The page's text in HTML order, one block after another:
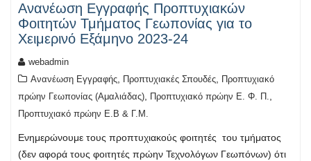
Aνανέωση Εγγραφής Προπτυχιακών
Φοιτητών Τμήματος Γεωπονίας για το
Χειμερινό Εξάμηνο 2023-24
webadmin
Ανανέωση Εγγραφής, Προπτυχιακές Σπουδές, Προπτυχιακό
πρώην Γεωπονίας (Αμαλιάδας), Προπτυχιακό πρώην Ε. Φ. Π.,
Προπτυχιακό πρώην Ε.Β & Γ.Μ.
Ενημερώνουμε τους προπτυχιακούς φοιτητές του τμήματος
(δεν αφορά τους φοιτητές πρώην Τεχνολόγων Γεωπόνων) ότι